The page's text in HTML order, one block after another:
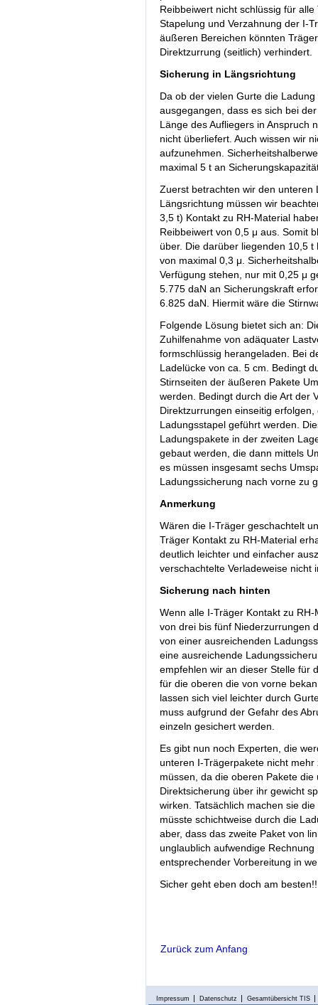
Reibbeiwert nicht schlüssig für
Stapelung und Verzahnung der I-
äußeren Bereichen könnten
Direktzurrung (seitlich) verhindert.
Sicherung in Längsrichtung
Da ob der vielen Gurte die
ausgegangen, dass es sich bei
Länge des Aufliegers in Anspruch
nicht überliefert. Auch wissen wir
aufzunehmen.
maximal 5 t an
Zuerst betrachten wir den unteren
Längsrichtung müssen wir
3,5 t) Kontakt zu RH-Material
Reibbeiwert von 0,5 μ aus. Somit
über. Die darüber liegenden 10,5
von maximal 0,3 μ.
Verfügung stehen, nur mit 0,25 μ
5.775 daN an Sicherungskraft
6.825 daN. Hiermit wäre die
Folgende Lösung bietet sich an:
Zuhilfenahme von adäquater
formschlüssig herangeladen. Bei
Ladelücke von ca. 5 cm. Bedingt
Stirnseiten der äußeren Pakete
werden. Bedingt durch die Art der
Direktzurrungen einseitig
Ladungsstapel geführt werden.
Ladungspakete in der zweiten
gebaut werden, die dann mittels
es müssen insgesamt sechs
Ladungssicherung nach vorne zu
Anmerkung
Wären die I-Träger geschachtelt
Träger Kontakt zu RH-Material
deutlich leichter und einfacher
verschachtelte Verladeweise nicht
Sicherung nach hinten
Wenn alle I-Träger Kontakt zu
von drei bis fünf Niederzurrungen
von einer ausreichenden
eine ausreichende
empfehlen wir an dieser Stelle für
für die oberen die von vorne
lassen sich viel leichter durch
muss aufgrund der Gefahr des
einzeln gesichert werden.
Es gibt nun noch Experten, die
unteren I-Trägerpakete nicht
müssen, da die oberen Pakete
Direktsicherung über ihr gewicht
wirken. Tatsächlich machen sie
müsste schichtweise durch die
aber, dass das zweite Paket von
unglaublich aufwendige
entsprechender Vorbereitung in
Sicher geht eben doch am besten!!
Zurück zum Anfang
Impressum Datenschutz Gesamtübersicht TIS